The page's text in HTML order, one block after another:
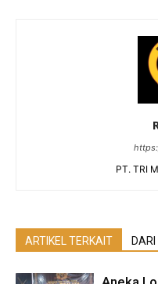
PT. TRI
ARTIKEL TERKAIT